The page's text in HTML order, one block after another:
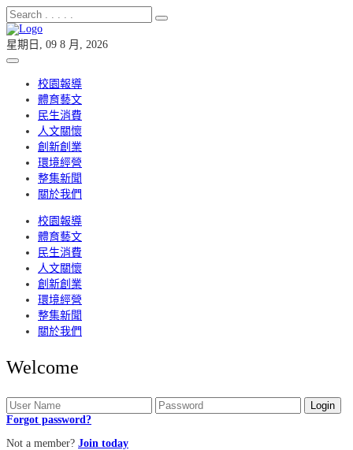
星期日, 09 8 月, 2026
校園報導
體育藝文
民生消費
人文關懷
創新創業
環境經營
整集新聞
關於我們
校園報導
體育藝文
民生消費
人文關懷
創新創業
環境經營
整集新聞
關於我們
Welcome
Forgot password?
Not a member? Join today